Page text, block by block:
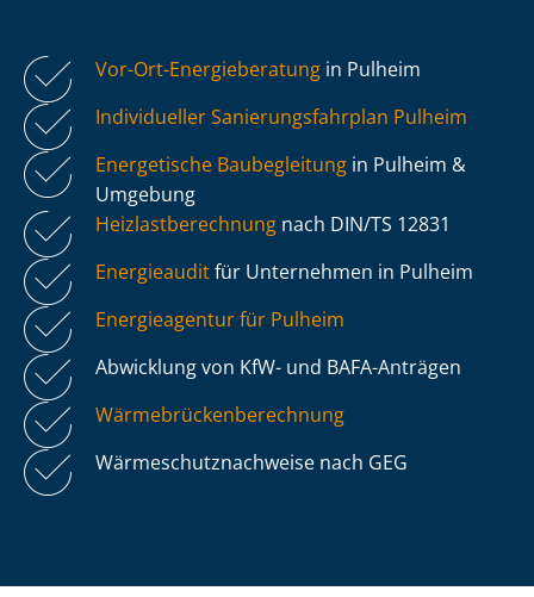
Vor-Ort-Energieberatung in Pulheim
Individueller Sa­nie­rungs­fahr­plan Pulheim
Energetische Baubegleitung in Pulheim &
Umgebung
Heiz­last­be­rech­nung nach DIN/TS 12831
Energieauditfür Unternehmen in Pulheim
Energieagentur für Pulheim
Abwicklung von KfW- und BAFA-Anträgen
Wär­me­brü­cken­be­rech­nung
Wär­me­schutz­nach­wei­se nach GEG